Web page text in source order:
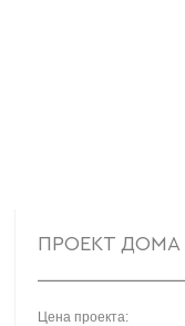
ПРОЕКТ ДОМА
Цена проекта: